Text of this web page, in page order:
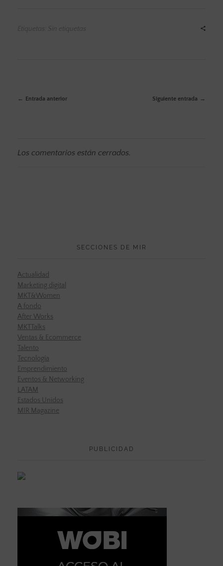
Etiquetas: Sin etiquetas
Entrada anterior Siguiente entrada
Los comentarios están cerrados.
SECCIONES DE MIR
Actualidad
Marketing digital
MKT&Women
A fondo
After Works
MKTTalks
Ventas & Ecommerce
Talento
Tecnología
Emprendimiento
Eventos & Networking
LATAM
Estados Unidos
MIR Magazine
PUBLICIDAD